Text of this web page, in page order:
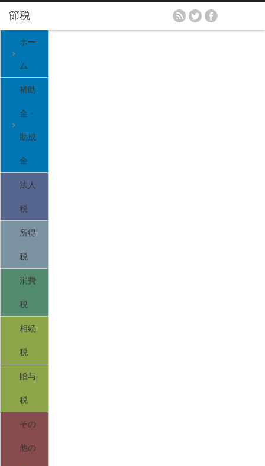
ホー
ム
補助
金・
助成
金
法人
税
所得
税
消費
税
相続
税
贈与
税
その
他の